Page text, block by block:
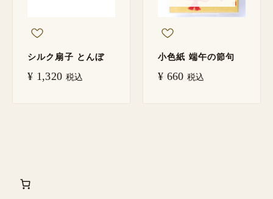
シルク扇子 とんぼ
¥ 1,320 税込
小色紙 端午の節句
¥ 660 税込